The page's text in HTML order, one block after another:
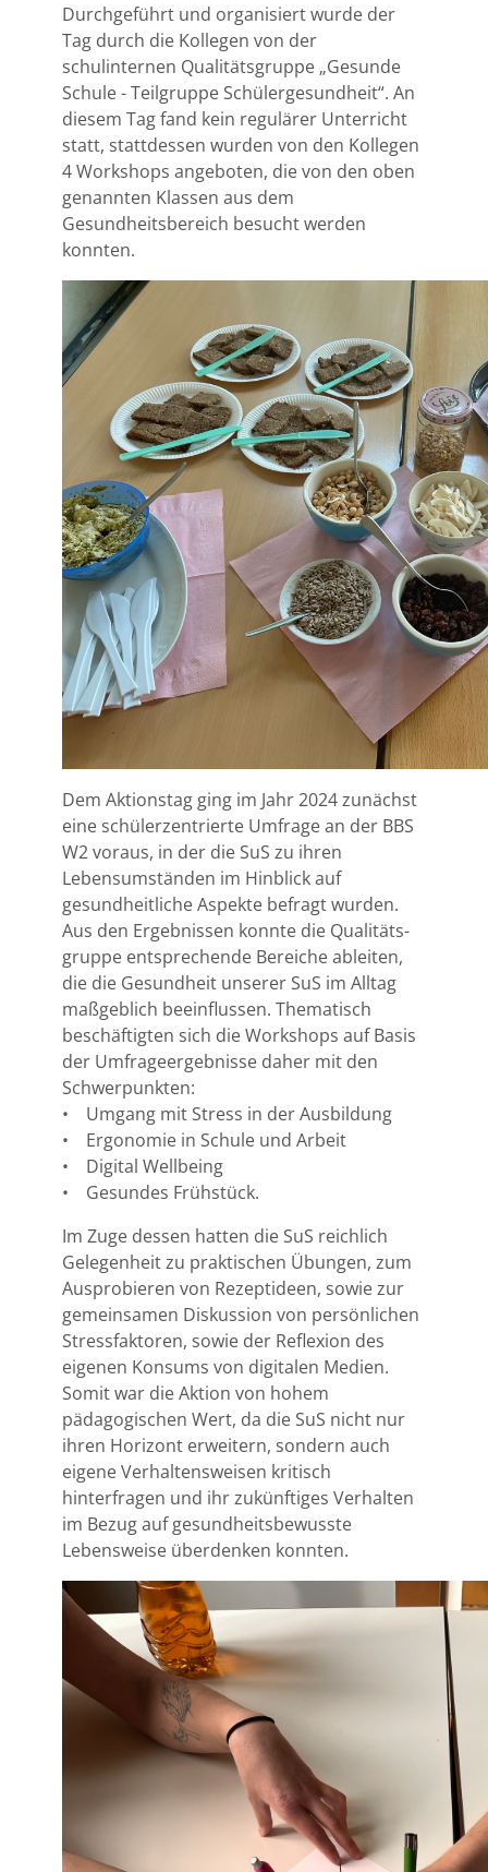
Durchgeführt und organisiert wurde der
Tag durch die Kollegen von der
schulinternen Qualitätsgruppe „Gesunde
Schule - Teilgruppe Schülergesundheit“. An
diesem Tag fand kein regulärer Unterricht
statt, stattdessen wurden von den Kollegen
4 Workshops angeboten, die von den oben
genannten Klassen aus dem
Gesundheitsbereich besucht werden
konnten.
Dem Aktionstag ging im Jahr 2024 zunächst
eine schülerzentrierte Umfrage an der BBS
W2 voraus, in der die SuS zu ihren
Lebensumständen im Hinblick auf
gesundheitliche Aspekte befragt wurden.
Aus den Ergebnissen konnte die Qualitäts-
gruppe entsprechende Bereiche ableiten,
die die Gesundheit unserer SuS im Alltag
maßgeblich beeinflussen. Thematisch
beschäftigten sich die Workshops auf Basis
der Umfrageergebnisse daher mit den
Schwerpunkten:
• Umgang mit Stress in der Ausbildung
• Ergonomie in Schule und Arbeit
• Digital Wellbeing
• Gesundes Frühstück.
Im Zuge dessen hatten die SuS reichlich
Gelegenheit zu praktischen Übungen, zum
Ausprobieren von Rezeptideen, sowie zur
gemeinsamen Diskussion von persönlichen
Stressfaktoren, sowie der Reflexion des
eigenen Konsums von digitalen Medien.
Somit war die Aktion von hohem
pädagogischen Wert, da die SuS nicht nur
ihren Horizont erweitern, sondern auch
eigene Verhaltensweisen kritisch
hinterfragen und ihr zukünftiges Verhalten
im Bezug auf gesundheitsbewusste
Lebensweise überdenken konnten.